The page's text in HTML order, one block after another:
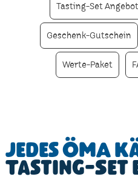
Tasting-Set
Geschenk-Gutschein
Werte-Paket
Jedes ÖMA
Tasting-